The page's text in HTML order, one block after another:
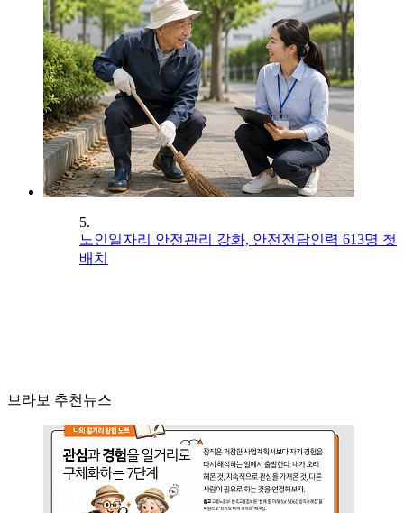
5.
노인일자리 안전관리 강화, 안전전담인력 613명 첫
배치
브라보 추천뉴스